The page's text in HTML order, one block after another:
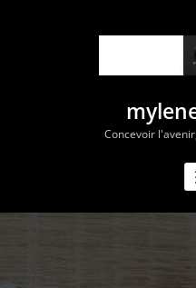
Concevoir